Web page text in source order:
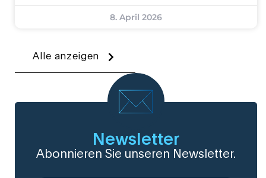
8. April 2026
Alle anzeigen
Newsletter
Abonnieren Sie unseren Newsletter.